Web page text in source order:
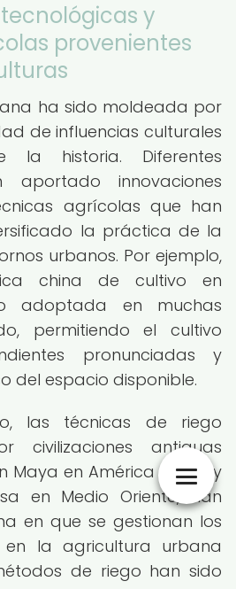
y
provenientes
ha sido moldeada por
de influencias culturales
historia. Diferentes
aportado innovaciones
agrícolas que han
la práctica de la
urbanos. Por ejemplo,
china de cultivo en
adoptada en muchas
permitiendo el cultivo
pronunciadas y
del espacio disponible.
las técnicas de riego
civilizaciones antiguas
Maya en América Latina y
en Medio Oriente, han
en que se gestionan los
en la agricultura urbana
de riego han sido